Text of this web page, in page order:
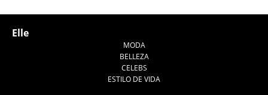
Elle
MODA
BELLEZA
CELEBS
ESTILO DE VIDA